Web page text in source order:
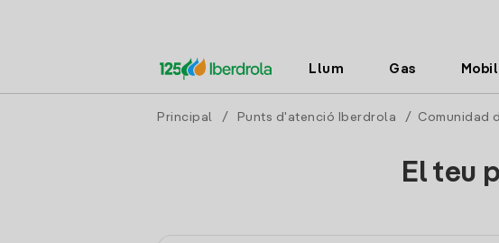
Llum Gas
Principal / Punts d'atenció Iberdrola / Comunidad
El teu